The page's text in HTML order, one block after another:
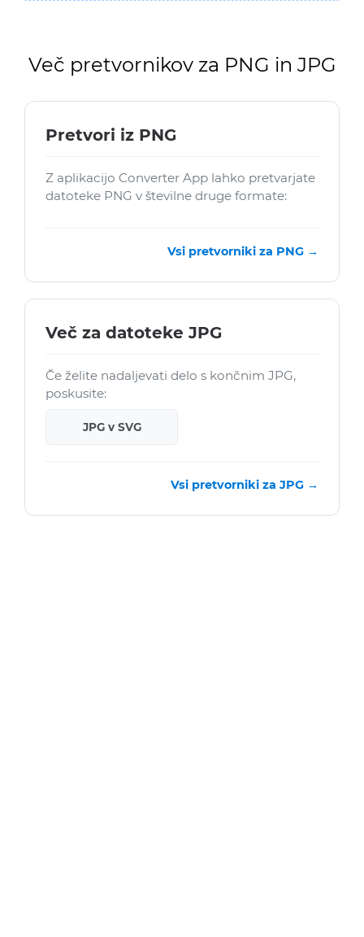
Več pretvornikov za PNG in JPG
Pretvori iz PNG
Z aplikacijo Converter App lahko pretvarjate
datoteke PNG v številne druge formate:
Vsi pretvorniki za PNG →
Več za datoteke JPG
Če želite nadaljevati delo s končnim JPG,
poskusite:
JPG v SVG
Vsi pretvorniki za JPG →